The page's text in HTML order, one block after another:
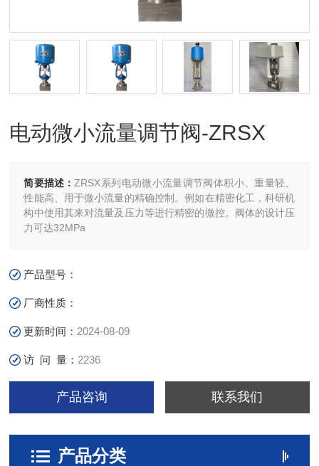
电动微小流量调节阀-ZRSX
简要描述： ZRSX系列电动微小流量调节阀体积小、重量轻、
性能高、用于微小流量的精确控制。例如在精密化工，科研机
构中使用其来对流量及压力等进行精密的微控。阀体的设计压
力可达32MPa
产品型号：
厂商性质：
更新时间： 2024-08-09
访 问 量： 2236
产品咨询 联系我们
产品分类